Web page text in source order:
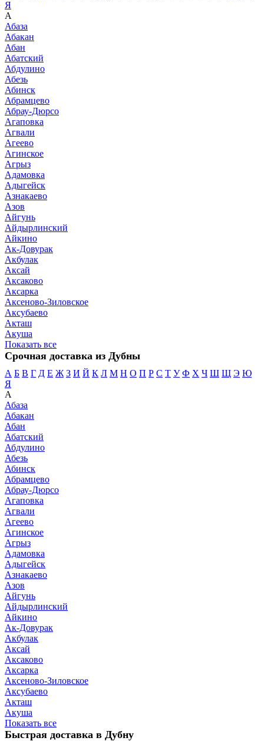
Я
А
Абаза
Абакан
Абан
Абатский
Абдулино
Абезь
Абинск
Абрамцево
Абрау-Дюрсо
Агаповка
Агвали
Агеево
Агинское
Агрыз
Адамовка
Адыгейск
Азнакаево
Азов
Айгунь
Айдырлинский
Айкино
Ак-Довурак
Акбулак
Аксай
Аксаково
Аксарка
Аксеново-Зиловское
Аксубаево
Акташ
Акуша
Показать все
Срочная доставка из Дубны
А Б В Г Д Е Ж З И Й К Л М Н О П Р С Т У Ф Х Ч Ш Щ Э Ю
Я
А
Абаза
Абакан
Абан
Абатский
Абдулино
Абезь
Абинск
Абрамцево
Абрау-Дюрсо
Агаповка
Агвали
Агеево
Агинское
Агрыз
Адамовка
Адыгейск
Азнакаево
Азов
Айгунь
Айдырлинский
Айкино
Ак-Довурак
Акбулак
Аксай
Аксаково
Аксарка
Аксеново-Зиловское
Аксубаево
Акташ
Акуша
Показать все
Быстрая доставка в Дубну